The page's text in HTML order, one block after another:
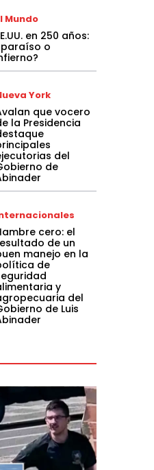
Mundo
en 250 años:
o
York
que vocero
la Presidencia
del
de
cero: el
de un
manejo en la
de
y
del
de Luis